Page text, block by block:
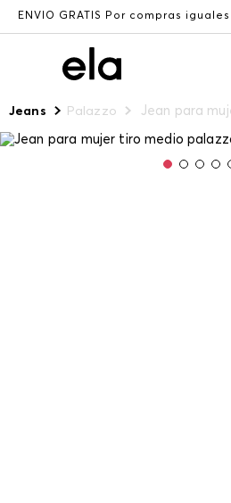
ENVÍO GRATIS Por compras
Jeans Palazzo